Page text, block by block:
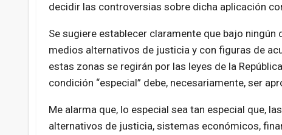
decidir las controversias sobre dicha aplicación
Se sugiere establecer claramente que bajo
medios alternativos de justicia y con figuras de
estas zonas se regirán por las leyes de la
condición “especial” debe, necesariamente, ser
Me alarma que, lo especial sea tan especial que,
alternativos de justicia, sistemas económicos,